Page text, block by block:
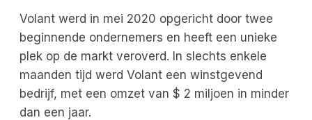
Volant werd in mei 2020 opgericht door twee
beginnende ondernemers en heeft een unieke
plek op de markt veroverd. In slechts enkele
maanden tijd werd Volant een winstgevend
bedrijf, met een omzet van $ 2 miljoen in minder
dan een jaar.